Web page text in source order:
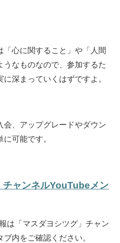
「心に関すること」や「人間
うなものなので、参加するた
深まっていくはずですよ。
会、アップグレードやダウン
可能です。
チャンネルYouTubeメン
は「マスダヨシツグ」チャン
内をご確認ください。